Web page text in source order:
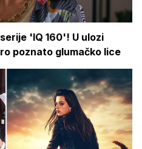
'IQ 160'! U ulozi
poznato glumačko lice